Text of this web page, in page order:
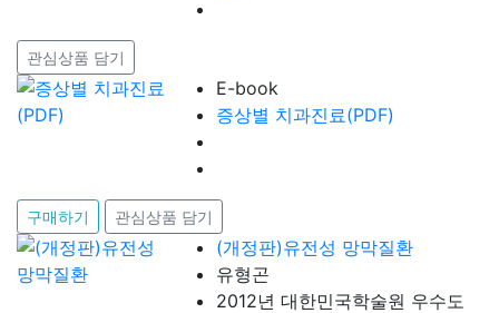
관심상품 담기
E-book
증상별 치과진료(PDF)
구매하기 관심상품 담기
(개정판)유전성 망막질환
유형곤
2012년 대한민국학술원 우수도